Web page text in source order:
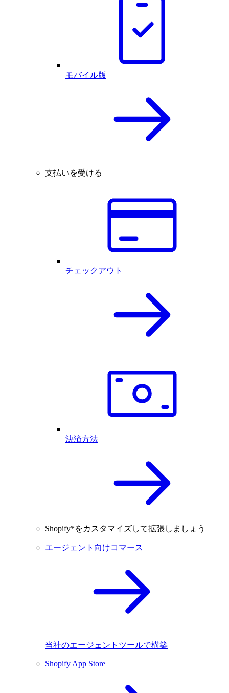
モバイル版
支払いを受ける
チェックアウト
決済方法
Shopify*をカスタマイズして拡張しましょう
エージェント向けコマース
当社のエージェントツールで構築
Shopify App Store